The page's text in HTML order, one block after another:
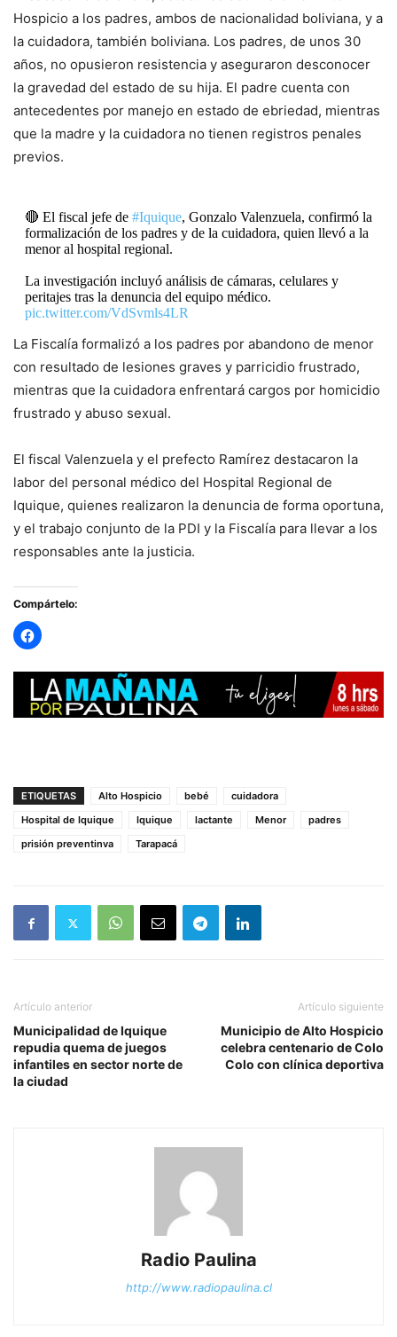
Hospicio a los padres, ambos de nacionalidad boliviana, y a
la cuidadora, también boliviana. Los padres, de unos 30
años, no opusieron resistencia y aseguraron desconocer
la gravedad del estado de su hija. El padre cuenta con
antecedentes por manejo en estado de ebriedad, mientras
que la madre y la cuidadora no tienen registros penales
previos.
🔴 El fiscal jefe de #Iquique, Gonzalo Valenzuela, confirmó la
formalización de los padres y de la cuidadora, quien llevó a la
menor al hospital regional.
La investigación incluyó análisis de cámaras, celulares y
peritajes tras la denuncia del equipo médico.
pic.twitter.com/VdSvmls4LR
— RADIO PAULINA (@radiopaulina) January 19, 2025
La Fiscalía formalizó a los padres por abandono de menor
con resultado de lesiones graves y parricidio frustrado,
mientras que la cuidadora enfrentará cargos por homicidio
frustrado y abuso sexual.
El fiscal Valenzuela y el prefecto Ramírez destacaron la
labor del personal médico del Hospital Regional de
Iquique, quienes realizaron la denuncia de forma oportuna,
y el trabajo conjunto de la PDI y la Fiscalía para llevar a los
responsables ante la justicia.
Compártelo:
ETIQUETAS Alto Hospicio bebé
cuidadora
Hospital de Iquique
Iquique lactante Menor
padres
prisión preventinva
Tarapacá
Artículo anterior
Municipalidad de Iquique
repudia quema de juegos
infantiles en sector norte de
la ciudad
Artículo siguiente
Municipio de Alto Hospicio
celebra centenario de Colo
Colo con clínica deportiva
Radio Paulina
http://www.radiopaulina.cl